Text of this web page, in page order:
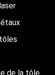
de la tôle